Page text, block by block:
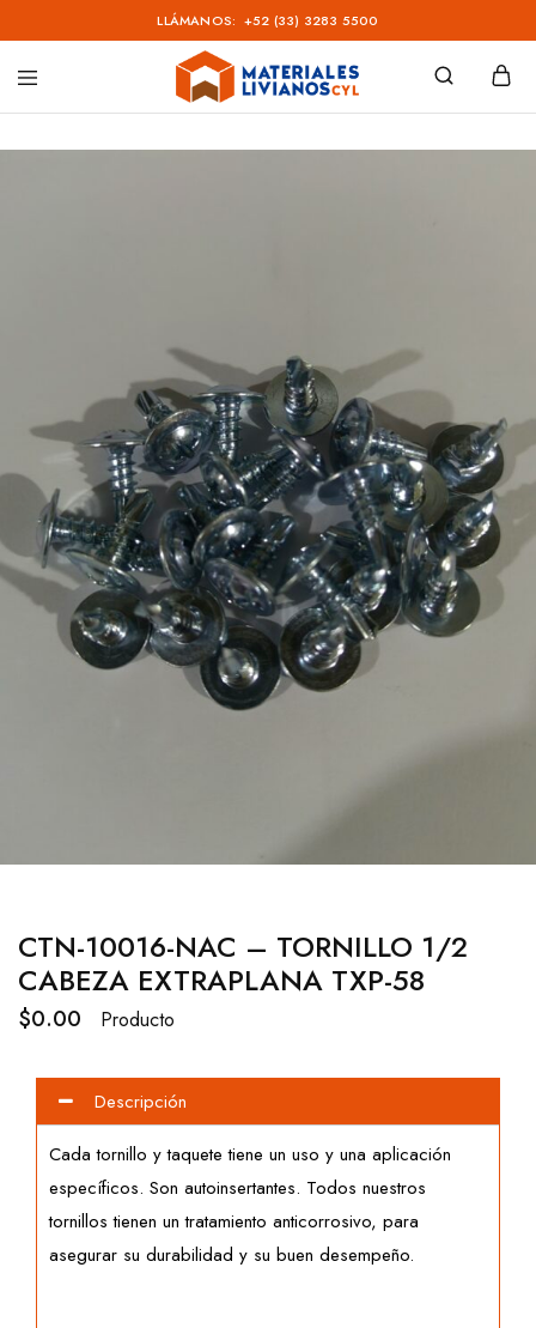
LLÁMANOS: +52 (33) 3283 5500
Materiales
–
CTN-10016-NAC – TORNILLO 1/2
CABEZA EXTRAPLANA TXP-58
$0.00 Producto
Descripción
Cada tornillo y taquete tiene un uso y una aplicación
específicos. Son autoinsertantes. Todos nuestros
tornillos tienen un tratamiento anticorrosivo, para
asegurar su durabilidad y su buen desempeño.